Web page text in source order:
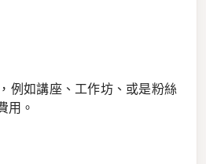
例如講座、工作坊、或是粉絲
用。